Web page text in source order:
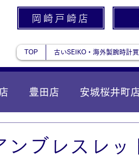
岡崎戸崎店
TOP 古いSEIKO・海外製腕時計
豊田店 安城桜井町
に統合）
ンブレスレッ